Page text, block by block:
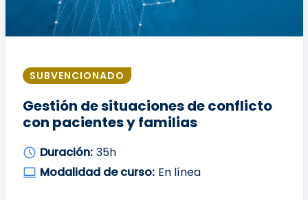
SUBVENCIONADO
Gestión de situaciones de conflicto
con pacientes y familias
Duración: 35h
Modalidad de curso: En línea